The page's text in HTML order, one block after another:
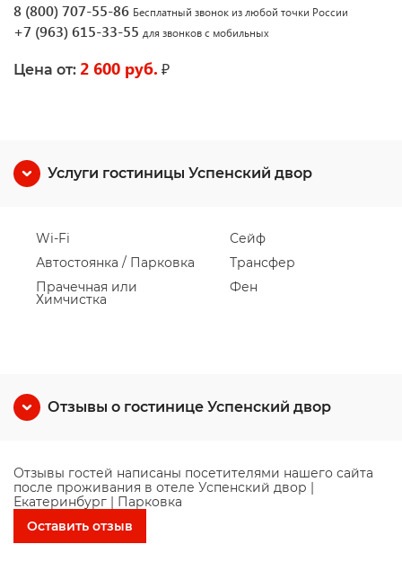
8 (800) 707-55-86 Бесплатный звонок из любой точки России
+7 (963) 615-33-55 для звонков с мобильных
Цена от: 2 600 руб. ₽
Услуги гостиницы Успенский двор
Wi-Fi
Автостоянка / Парковка
Прачечная или
Химчистка
Сейф
Трансфер
Фен
Отзывы о гостинице Успенский двор
Отзывы гостей написаны посетителями нашего сайта
после проживания в отеле Успенский двор |
Екатеринбург | Парковка
Оставить отзыв